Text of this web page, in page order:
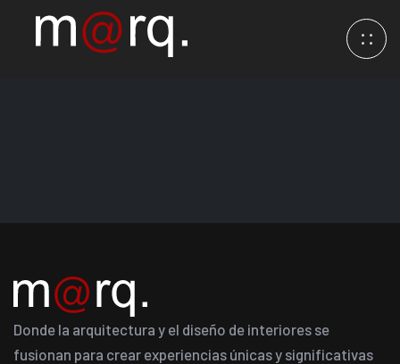
Donde la arquitectura y el diseño de interiores se
fusionan para crear experiencias únicas y significativas